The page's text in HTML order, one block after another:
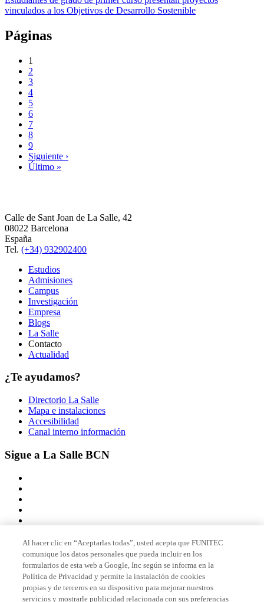
vinculados a los Objetivos de Desarrollo Sostenible
Páginas
1
2
3
4
5
6
7
8
9
Siguiente ›
Último »
Calle de Sant Joan de La Salle, 42
08022 Barcelona
España
Tel. (+34) 932902400
Estudios
Admisiones
Campus
Investigación
Empresa
Blogs
La Salle
Contacto
Actualidad
¿Te ayudamos?
Directorio La Salle
Mapa e instalaciones
Accesibilidad
Canal interno información
Sigue a La Salle BCN
Miembro de
Al hacer clic en “Aceptarlas todas”, usted acepta que FUNITEC
comunique los datos personales que pueda incluir en los
formularios de esta web a Google, Inc según se informa en la
Política de Privacidad y permite la instalación de cookies
propias y de terceros en su dispositivo para mejorar nuestros
servicios y mostrarle publicidad relacionada con sus preferencias